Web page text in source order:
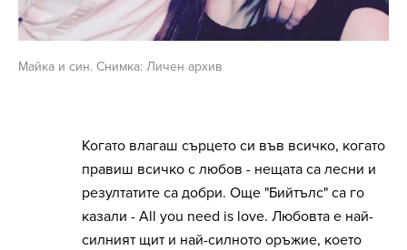
Майка и син. Снимка: Личен архив
Когато влагаш сърцето си във всичко, когато
правиш всичко с любов - нещата са лесни и
резултатите са добри. Още "Бийтълс" са го
казали - All you need is love. Любовта е най-
силният щит и най-силното оръжие, което